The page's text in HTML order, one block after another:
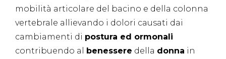
mobilità articolare del bacino e della colonna
vertebrale allievando i dolori causati dai
cambiamenti di postura ed ormonali
contribuendo al benessere della donna in